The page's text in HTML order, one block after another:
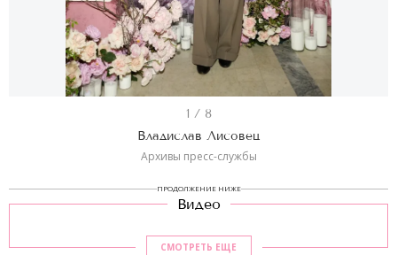
1
1 / 8
Владислав Лисовец
Архивы пресс-службы
ПРОДОЛЖЕНИЕ НИЖЕ
Видео
СМОТРЕТЬ ЕЩЕ